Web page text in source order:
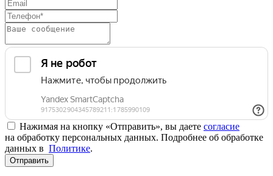
Нажимая на кнопку «Отправить», вы даете согласие
на обработку персональных данных. Подробнее об обработке
данных в Политике.
Отправить